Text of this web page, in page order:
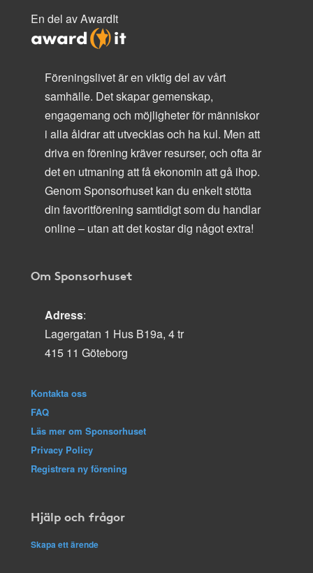
En del av AwardIt
Föreningslivet är en viktig del av vårt
samhälle. Det skapar gemenskap,
engagemang och möjligheter för människor
i alla åldrar att utvecklas och ha kul. Men att
driva en förening kräver resurser, och ofta är
det en utmaning att få ekonomin att gå ihop.
Genom Sponsorhuset kan du enkelt stötta
din favoritförening samtidigt som du handlar
online – utan att det kostar dig något extra!
Om Sponsorhuset
Adress:
Lagergatan 1 Hus B19a, 4 tr
415 11 Göteborg
Kontakta oss
FAQ
Läs mer om Sponsorhuset
Privacy Policy
Registrera ny förening
Hjälp och frågor
Skapa ett ärende